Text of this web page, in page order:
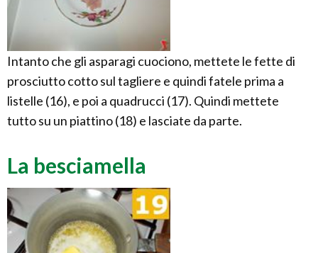
Intanto che gli asparagi cuociono, mettete le fette di
prosciutto cotto sul tagliere e quindi fatele prima a
listelle (16), e poi a quadrucci (17). Quindi mettete
tutto su un piattino (18) e lasciate da parte.
La besciamella